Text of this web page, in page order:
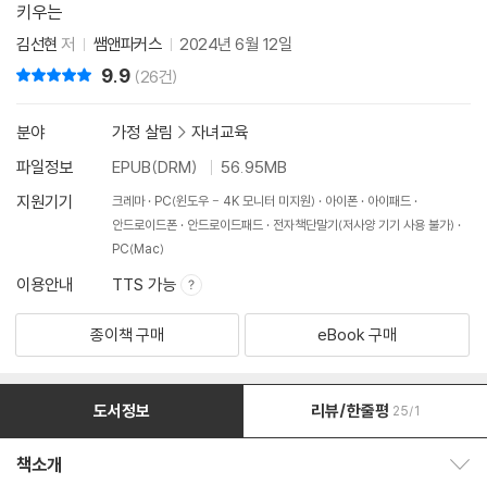
키우는
김선현 저 쌤앤파커스 2024년 6월 12일
9.9 (26건)
분야 가정 살림 > 자녀교육
파일정보
EPUB(DRM)
56.95MB
지원기기
크레마 PC(윈도우 - 4K 모니터 미지원) 아이폰
아이패드
안드로이드폰
안드로이드패드
전자책단말기(저사양 기기 사용 불가)
PC(Mac)
이용안내 TTS 가능
종이책 구매 eBook 구매
도서정보 리뷰/한줄평 25/1
책소개